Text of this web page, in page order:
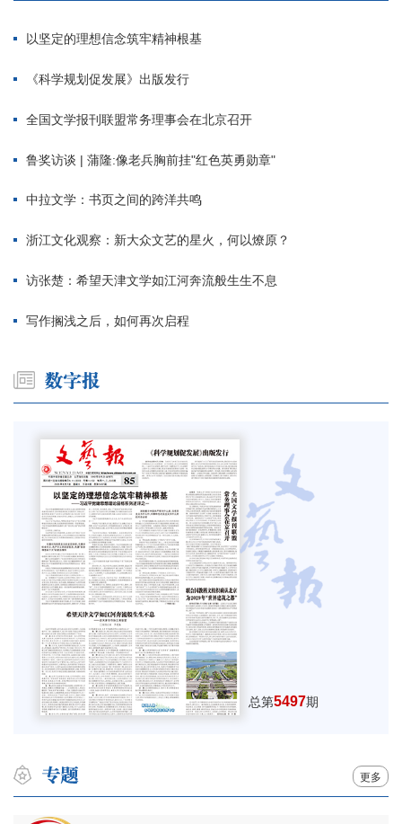
以坚定的理想信念筑牢精神根基
《科学规划促发展》出版发行
全国文学报刊联盟常务理事会在北京召开
鲁奖访谈 | 蒲隆:像老兵胸前挂"红色英勇勋章"
中拉文学：书页之间的跨洋共鸣
浙江文化观察：新大众文艺的星火，何以燎原？
访张楚：希望天津文学如江河奔流般生生不息
写作搁浅之后，如何再次启程
总第5497期
更多